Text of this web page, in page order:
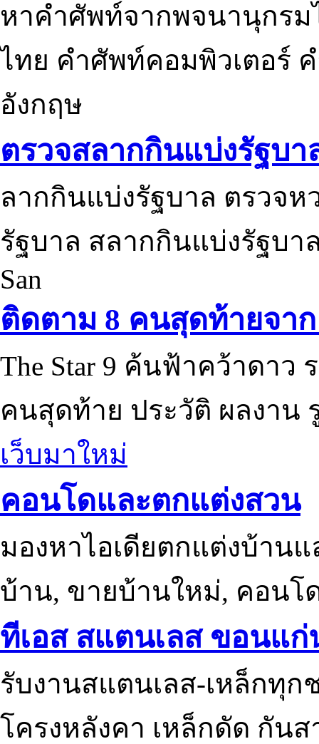
หาคำศัพท์จากพจนานุกรม
ไทย คำศัพท์คอมพิวเตอร์
อังกฤษ
ตรวจสลากกินแบ่งรัฐบา
ลากกินแบ่งรัฐบาล ตรวจ
รัฐบาล สลากกินแบ่งรัฐบา
San
ติดตาม 8 คนสุดท้ายจาก
The Star 9 ค้นฟ้าคว้าดาว
คนสุดท้าย ประวัติ ผลงาน
เว็บมาใหม่
คอนโดและตกแต่งสวน
มองหาไอเดียตกแต่งบ้าน
บ้าน, ขายบ้านใหม่, คอนโ
ทีเอส สแตนเลส ขอนแก่
รับงานสแตนเลส-เหล็กทุ
โครงหลังคา เหล็กดัด กัน